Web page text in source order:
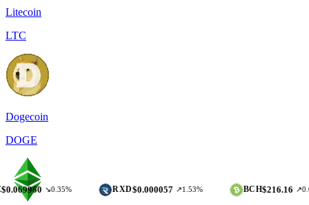
Litecoin
LTC
Dogecoin
DOGE
↘0.35% $0.000057 ↗1.53% $216.16 ↗0.09%